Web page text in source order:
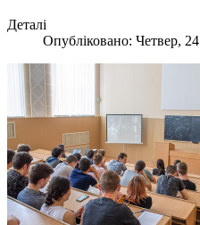
Деталі
Опубліковано: Четвер,